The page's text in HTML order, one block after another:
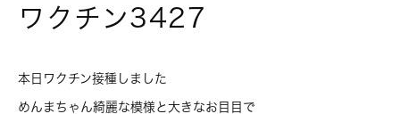
ワクチン3427
本日ワクチン接種しました
めんまちゃん綺麗な模様と大きなお目目で